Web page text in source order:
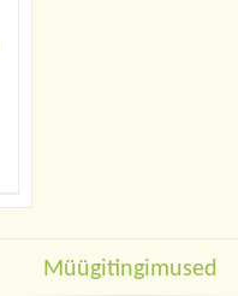
Müügitingimused